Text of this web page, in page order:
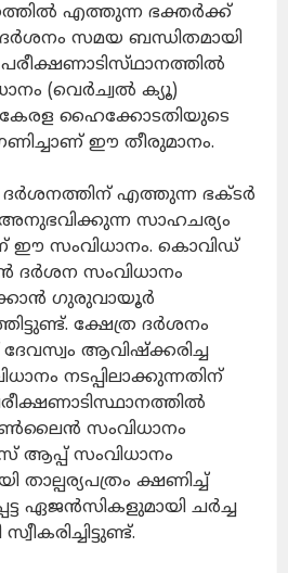
എത്തുന്ന ഭക്തർക്ക്
സമയ ബന്ധിതമായി
(വെർച്വൽ ക്യൂ)
ഹൈക്കോടതിയുടെ
ഈ തീരുമാനം.
ദർശനത്തിന് എത്തുന്ന ഭക്ടർ
അനുഭവിക്കുന്ന സാഹചര്യം
ഈ സംവിധാനം. കൊവിഡ്
സംവിധാനം
ഗുരുവായൂർ
ക്ഷേത്ര ദർശനം
ആവിഷ്ക്കരിച്ച
നടപ്പിലാക്കുന്നതിന്
സംവിധാനം
ആപ്പ് സംവിധാനം
താല്പര്യപത്രം ക്ഷണിച്ച്
ഏജൻസികളുമായി ചർച്ച